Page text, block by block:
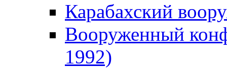
Карабахский
Вооруженный
1992)